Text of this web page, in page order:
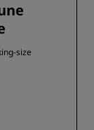
size